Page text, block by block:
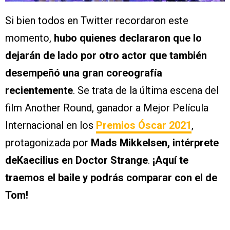
Si bien todos en Twitter recordaron este
momento, hubo quienes declararon que lo
dejarán de lado por otro actor que también
desempeñó una gran coreografía
recientemente. Se trata de la última escena del
film Another Round, ganador a Mejor Película
Internacional en los Premios Óscar 2021,
protagonizada por Mads Mikkelsen, intérprete
deKaecilius en Doctor Strange. ¡Aquí te
traemos el baile y podrás comparar con el de
Tom!